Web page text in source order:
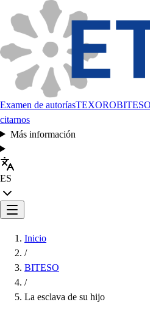
Examen de autoríasTEXOROBITESO
citarnos
Más información
ES
Inicio
/
BITESO
/
La esclava de su hijo